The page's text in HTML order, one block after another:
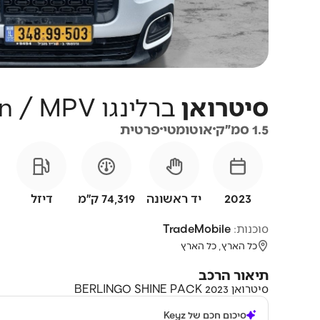
סיטרואן ברלינגו
1.5 סמ״ק אוטומטי פרטית
2023 יד ראשונה 74,319 ק״מ דיזל
סוכנות: TradeMobile
כל הארץ, כל הארץ
תיאור הרכב
סיטרואן BERLINGO SHINE PACK 2023
סיכום חכם של Keyz